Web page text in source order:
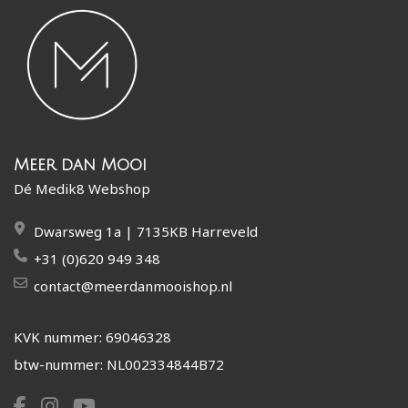
Meer dan Mooi
Dé Medik8 Webshop
Dwarsweg 1a | 7135KB Harreveld
+31 (0)620 949 348
contact@meerdanmooishop.nl
KVK nummer: 69046328
btw-nummer: NL002334844B72